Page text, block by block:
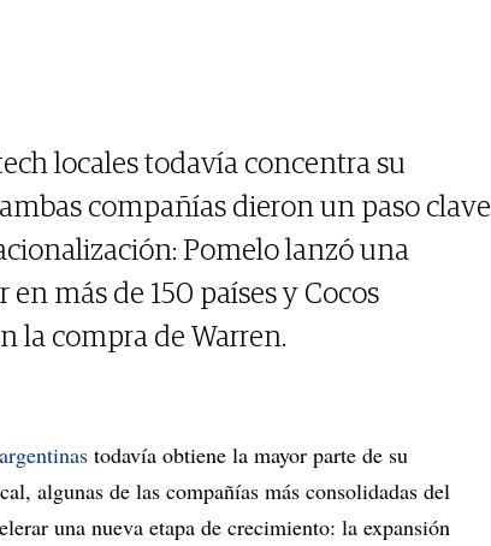
locales todavía concentra su
compañías dieron un paso clave
Pomelo lanzó una
más de 150 países y Cocos
la compra de Warren.
todavía obtiene la mayor parte de su
algunas de las compañías más consolidadas del
una nueva etapa de crecimiento: la expansión